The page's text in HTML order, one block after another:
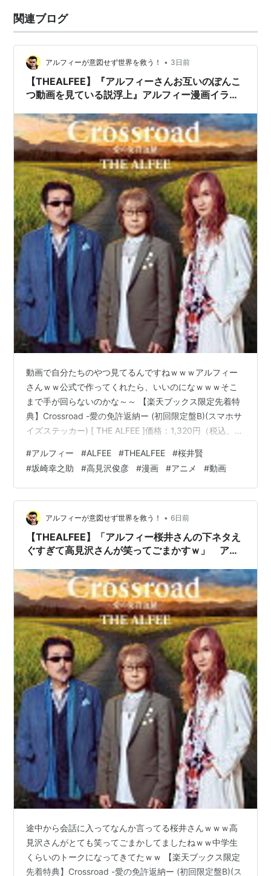
関連ブログ
アルフィーが意図せず世界を救う！ • 3日前
【THEALFEE】『アルフィーさんお互いのぽんこ
つ動画を見ている説浮上』アルフィー漫画イラス
動画で自分たちのやつ見てるんですねｗｗｗアルフィー
さんｗｗ公式で作ってくれたら、いいのになｗｗｗそこ
まで手が回らないのかな～～ 【楽天ブックス限定先着特
典】Crossroad -愛の免許返納ー (初回限定盤B)(スマホサ
イズステッカー) [ THE ALFEE ]価格：1,320円（税込、送
＼夏ギフト お中元／ スイーツ 【黒蜜】 水ようかん ギフ
ト 竹筒入り 生 水羊羹【黒蜜付き】 5個入りセット 送料
無料 | お中元 御中元 夏ギフト 2026 みずようかん こしあ
ん スイーツ お菓子 和菓子 高級和菓子 生菓子 お返し
プ…
#アルフィー #ALFEE #THEALFEE #桜井賢
#坂崎幸之助 #高見沢俊彦 #漫画 #アニメ #動画
アルフィーが意図せず世界を救う！ • 6日前
【THEALFEE】「アルフィー桜井さんの下ネタえ
ぐすぎて高見沢さんが笑ってごまかすｗ」 アル
途中から会話に入ってなんか言ってる桜井さんｗｗｗ高
見沢さんがとても笑ってごまかしてましたねｗｗ中学生
くらいのトークになってきてたｗｗ 【楽天ブックス限定
先着特典】Crossroad -愛の免許返納ー (初回限定盤B)(ス